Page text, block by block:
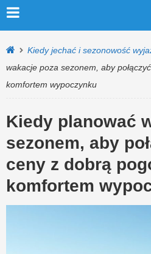
Kiedy jechać i sezonowość
wakacje poza sezonem, aby
komfortem wypoczynku
Kiedy planować
sezonem, aby
ceny z dobrą
komfortem